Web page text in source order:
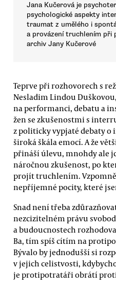
Jana Kučerová je
psychologické aspekty
traumat z umělého i
a provázení truchlením při
archiv Jany Kučerové
Teprve při rozhovorech s
Nesladim Lindou
na performanci, debatu a
žen se zkušenostmi s
z politicky vypjaté debaty o
široká škála emocí. A že
přináší úlevu, mnohdy ale
náročnou zkušenost, po
projít truchlením.
nepříjemné pocity, které
Snad není třeba
nezcizitelném právu
a budoucnostech
Ba, tím spíš cítím na
Bývalo by jednodušší si
v jejich celistvosti,
je protipotratáři obrátí